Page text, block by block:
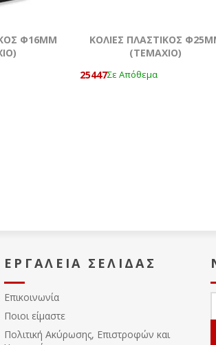
Φ16ΜΜ
KOΛΙΕΣ ΠΛΑΣΤΙΚΟΣ
(ΤΕΜΆΧΙΟ)
25447Σε Απόθεμα
ΕΡΓΑΛΕΊΑ ΣΕΛΊΔΑΣ
Επικοινωνία
Ποιοι είμαστε
Πολιτική Ακύρωσης, Eπιστροφών και